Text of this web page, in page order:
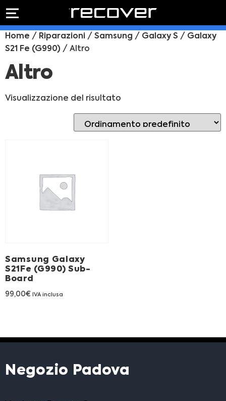
Preventivo online
PREVENTIVO RIPARAZIONE
Rivenditori B2B
FRANCHISING
PREVENTIVO
Preventivo
RIPARAZIONE
Home / Riparazioni / Samsung / Galaxy S / Galaxy
S21 Fe (G990) / Altro
Altro
Visualizzazione del risultato
Samsung Galaxy
S21Fe (G990) Sub-
Board
99,00€ IVA inclusa
Negozio Padova